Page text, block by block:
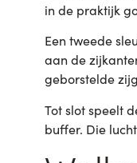
in de praktijk
Een tweede
aan de
geborstelde
Tot slot speelt
buffer. Die